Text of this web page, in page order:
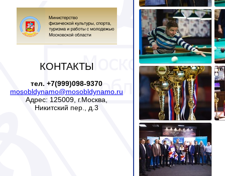
КОНТАКТЫ
тел. +7(999)098-9370
mosobldynamo@mosobldynamo.ru
Адрес: 125009, г.Москва,
Никитский пер., д.3